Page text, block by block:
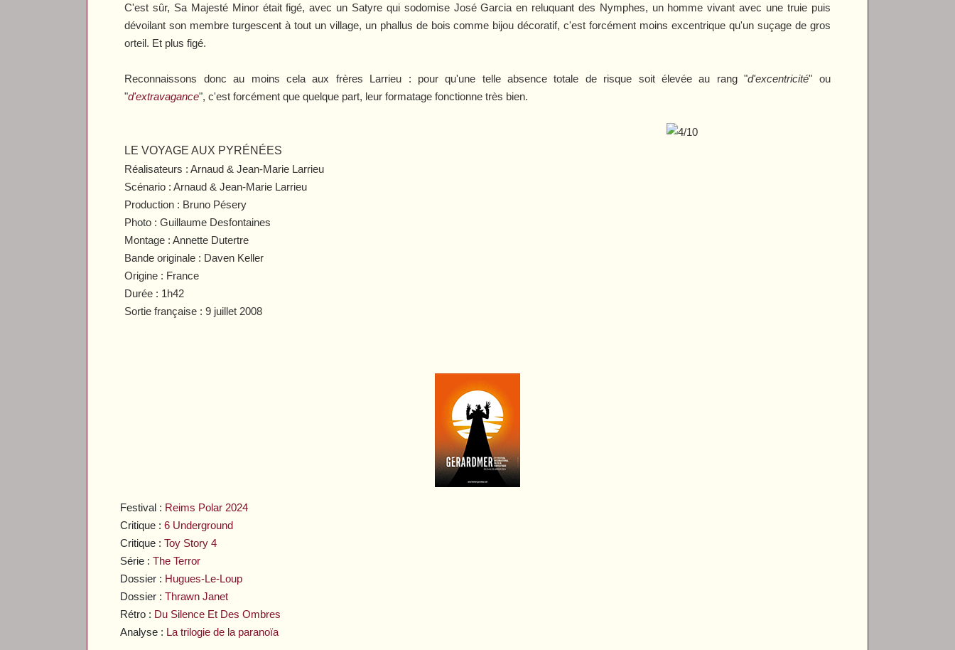
Festival : Reims Polar 2024
Critique :6 Underground
Critique :Toy Story 4
Série :The Terror
Dossier : Hugues-Le-Loup
Dossier :Thrawn Janet
Rétro : Du Silence Et Des Ombres
Analyse : La trilogie de la paranoïa
C'est sûr, Sa Majesté Minorétait figé, avec un Satyre qui sodomise José Garcia en reluquant des Nymphes, un homme vivant avec une truie puis
dévoilant son membre turgescent à tout un village, un phallus de bois comme bijou décoratif, c'est forcément moins excentrique qu'un suçage de gros
orteil. Et plus figé.
Reconnaissons donc au moins cela aux frères Larrieu : pour qu'une telle absence totale de risque soit élevée au rang "d'excentricité" ou
"d'extravagance", c'est forcément que quelque part, leur formatage fonctionne très bien.
LE VOYAGE AUX PYRÉNÉES
Réalisateurs : Arnaud & Jean-Marie Larrieu
Scénario : Arnaud & Jean-Marie Larrieu
Production : Bruno Pésery
Photo : Guillaume Desfontaines
Montage : Annette Dutertre
Bande originale : Daven Keller
Origine : France
Durée : 1h42
Sortie française : 9 juillet 2008